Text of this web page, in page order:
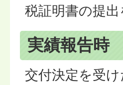
税証明書の提
実績報告時
交付決定を受